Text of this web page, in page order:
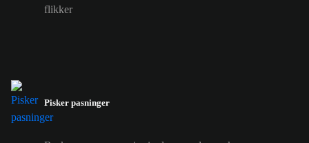
flikker
Pisker pasninger